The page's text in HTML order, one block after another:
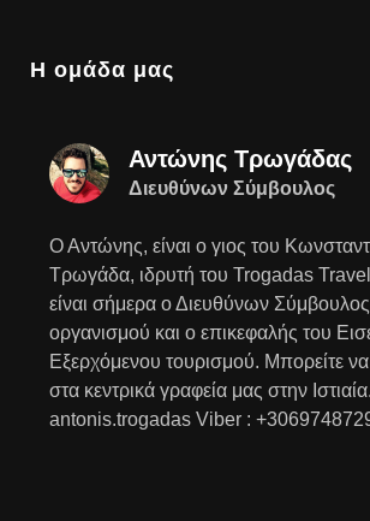
Η ομάδα μας
Αντώνης Τρωγάδας
Διευθύνων Σύμβουλος
Ο Αντώνης, είναι ο γιος του
Τρωγάδα, ιδρυτή του Trogadas
είναι σήμερα ο Διευθύνων
οργανισμού και ο επικεφαλής του
Εξερχόμενου τουρισμού. Μπορείτε να
στα κεντρικά γραφεία μας στην
antonis.trogadas Viber :